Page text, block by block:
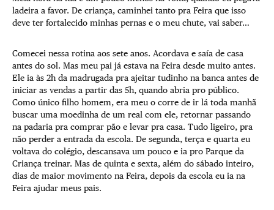
ladeira a favor. De criança, caminhei tanto pra Feira que isso
deve ter fortalecido minhas pernas e o meu chute, vai saber…
Comecei nessa rotina aos sete anos. Acordava e saía de casa
antes do sol. Mas meu pai já estava na Feira desde muito antes.
Ele ia às 2h da madrugada pra ajeitar tudinho na banca antes de
iniciar as vendas a partir das 5h, quando abria pro público.
Como único filho homem, era meu o corre de ir lá toda manhã
buscar uma moedinha de um real com ele, retornar passando
na padaria pra comprar pão e levar pra casa. Tudo ligeiro, pra
não perder a entrada da escola. De segunda, terça e quarta eu
voltava do colégio, descansava um pouco e ia pro Parque da
Criança treinar. Mas de quinta e sexta, além do sábado inteiro,
dias de maior movimento na Feira, depois da escola eu ia na
Feira ajudar meus pais.